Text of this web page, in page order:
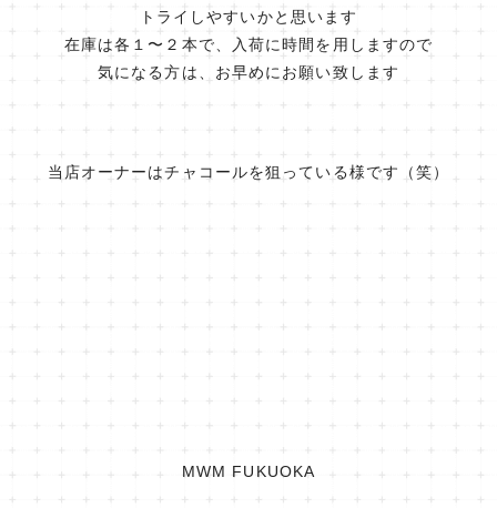
トライしやすいかと思います
在庫は各１〜２本で、入荷に時間を用しますので
気になる方は、お早めにお願い致します
当店オーナーはチャコールを狙っている様です（笑）
MWM FUKUOKA